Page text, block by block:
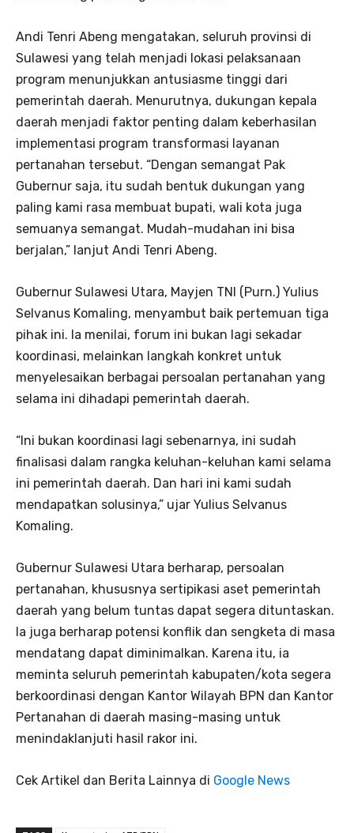
Andi Tenri Abeng mengatakan, seluruh provinsi di
Sulawesi yang telah menjadi lokasi pelaksanaan
program menunjukkan antusiasme tinggi dari
pemerintah daerah. Menurutnya, dukungan kepala
daerah menjadi faktor penting dalam keberhasilan
implementasi program transformasi layanan
pertanahan tersebut. “Dengan semangat Pak
Gubernur saja, itu sudah bentuk dukungan yang
paling kami rasa membuat bupati, wali kota juga
semuanya semangat. Mudah-mudahan ini bisa
berjalan,” lanjut Andi Tenri Abeng.
Gubernur Sulawesi Utara, Mayjen TNI (Purn.) Yulius
Selvanus Komaling, menyambut baik pertemuan tiga
pihak ini. Ia menilai, forum ini bukan lagi sekadar
koordinasi, melainkan langkah konkret untuk
menyelesaikan berbagai persoalan pertanahan yang
selama ini dihadapi pemerintah daerah.
“Ini bukan koordinasi lagi sebenarnya, ini sudah
finalisasi dalam rangka keluhan-keluhan kami selama
ini pemerintah daerah. Dan hari ini kami sudah
mendapatkan solusinya,” ujar Yulius Selvanus
Komaling.
Gubernur Sulawesi Utara berharap, persoalan
pertanahan, khususnya sertipikasi aset pemerintah
daerah yang belum tuntas dapat segera dituntaskan.
Ia juga berharap potensi konflik dan sengketa di masa
mendatang dapat diminimalkan. Karena itu, ia
meminta seluruh pemerintah kabupaten/kota segera
berkoordinasi dengan Kantor Wilayah BPN dan Kantor
Pertanahan di daerah masing-masing untuk
menindaklanjuti hasil rakor ini.
Cek Artikel dan Berita Lainnya di Google News